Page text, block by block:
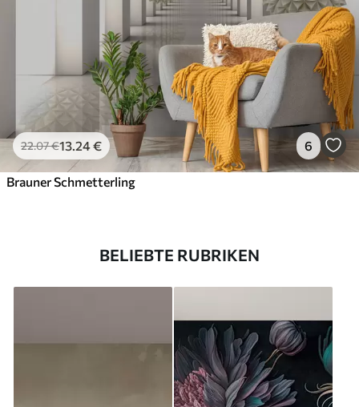
22.07€13 .24€ 6
Brauner Schmetterling
BELIEBTE RUBRIKEN